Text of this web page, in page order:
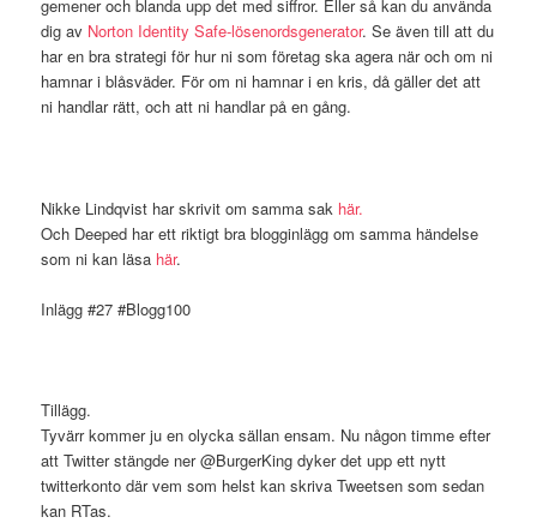
gemener och blanda upp det med siffror. Eller så kan du använda
dig av Norton Identity Safe-lösenordsgenerator. Se även till att du
har en bra strategi för hur ni som företag ska agera när och om ni
hamnar i blåsväder. För om ni hamnar i en kris, då gäller det att
ni handlar rätt, och att ni handlar på en gång.
Nikke Lindqvist har skrivit om samma sak här.
Och Deeped har ett riktigt bra blogginlägg om samma händelse
som ni kan läsa här.
Inlägg #27 #Blogg100
Tillägg.
Tyvärr kommer ju en olycka sällan ensam. Nu någon timme efter
att Twitter stängde ner @BurgerKing dyker det upp ett nytt
twitterkonto där vem som helst kan skriva Tweetsen som sedan
kan RTas.